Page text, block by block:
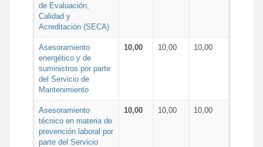
de Evaluación,
Calidad y
Acreditación (SECA)
Asesoramiento
energético y de
suministros por parte
del Servicio de
Mantenimiento
10,00 10,00 10,00
Asesoramiento
técnico en materia de
prevención laboral por
parte del Servicio
10,00 10,00 10,00